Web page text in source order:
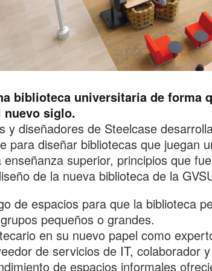
biblioteca universitaria de forma
nuevo siglo.
y diseñadores de Steelcase
para diseñar bibliotecas que juegan
superior, principios que
de la nueva biblioteca de la
de espacios para que la biblioteca
pequeños o grandes.
en su nuevo papel como
de servicios de IT, colaborador
de espacios informales